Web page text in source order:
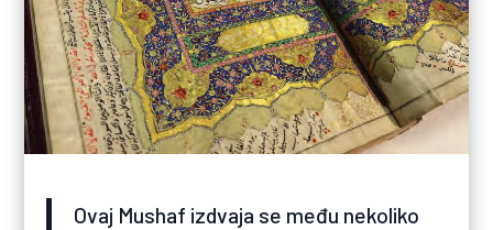
Ovaj Mushaf izdvaja se među nekoliko